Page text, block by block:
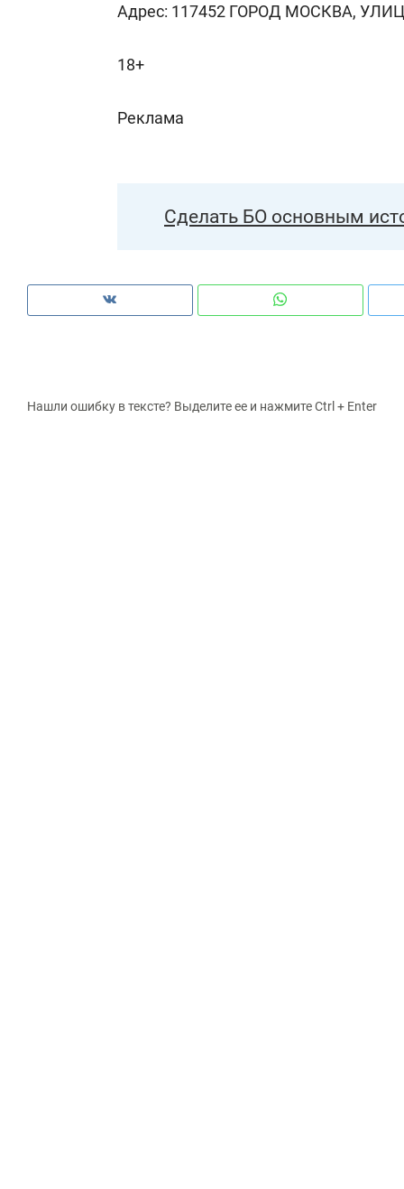
Адрес: 117452 ГОРОД МОСКВА,
18+
Реклама
Сделать БО основным
Нашли ошибку в тексте? Выделите ее и нажмите Ctrl + Enter